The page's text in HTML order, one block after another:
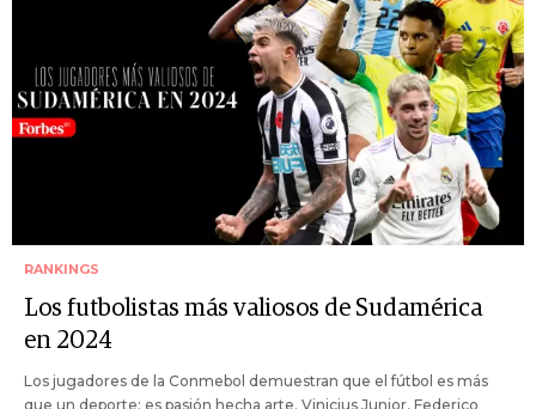
RANKINGS
Los futbolistas más valiosos de Sudamérica
en 2024
Los jugadores de la Conmebol demuestran que el fútbol es más
que un deporte: es pasión hecha arte. Vinicius Junior, Federico